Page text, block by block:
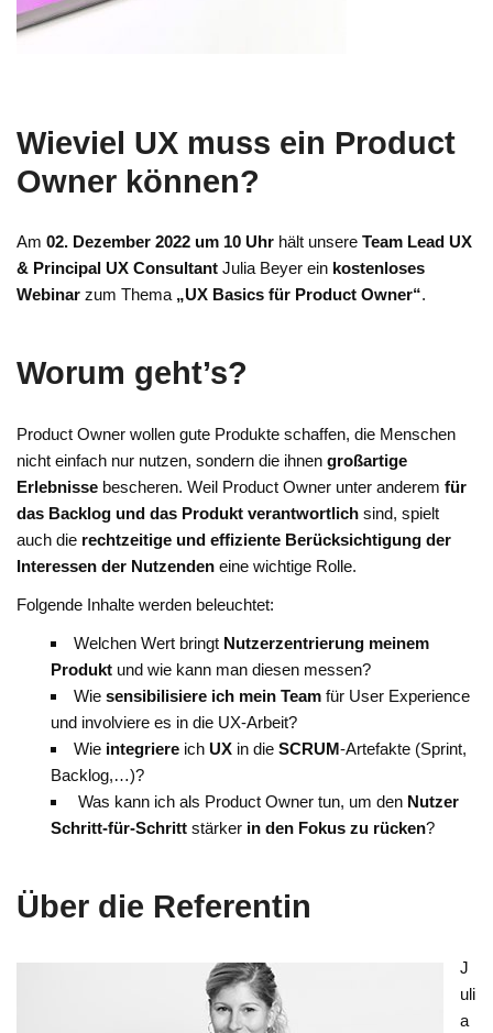
Wieviel UX muss ein Product
Owner können?
Am02. Dezember 2022 um 10 Uhr hält unsereTeam Lead UX
& Principal UX Consultant Julia Beyer ein kostenloses
Webinarzum Thema „UX Basics für Product Owner“.
Worum geht’s?
Product Owner wollen gute Produkte schaffen, die Menschen
nicht einfach nur nutzen, sondern die ihnengroßartige
Erlebnisse bescheren. Weil Product Owner unter anderemfür
das Backlog und das Produkt verantwortlich sind, spielt
auch die rechtzeitige und effiziente Berücksichtigung der
Interessen der Nutzenden eine wichtige Rolle.
Folgende Inhalte werden beleuchtet:
Welchen Wert bringt Nutzerzentrierung meinem
Produktund wie kann man diesen messen?
Wie sensibilisiere ich mein Teamfür User Experience
und involviere es in die UX-Arbeit?
Wie integriereich UX in die SCRUM-Artefakte (Sprint,
Backlog,…)?
Was kann ich als Product Owner tun, um den Nutzer
Schritt-für-Schrittstärker in den Fokus zu rücken?
Über die Referentin
J
uli
a